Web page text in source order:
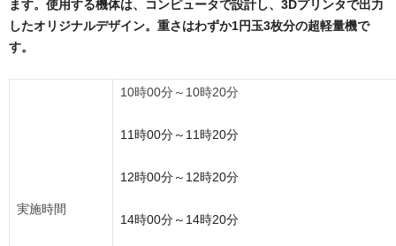
ます。使用する機体は、コンピュータで設計し、3Dプリンタで出力
したオリジナルデザイン。重さはわずか1円玉3枚分の超軽量機で
す。
実施時間
10時00分～10時20分
11時00分～11時20分
12時00分～12時20分
14時00分～14時20分